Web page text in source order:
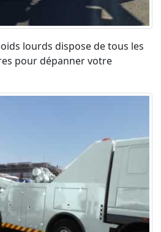
lourds dispose de tous les
pour dépanner votre